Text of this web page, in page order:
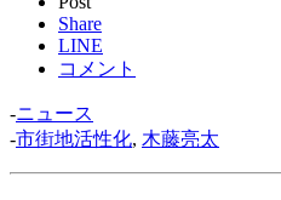
Share
LINE
コメント
-ニュース
-市街地活性化, 木藤亮太